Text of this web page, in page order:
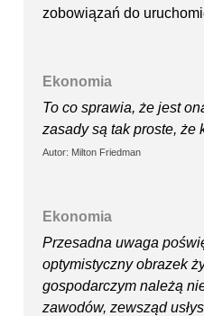
zobowiązań do
Ekonomia
To co sprawia, że jest
zasady są tak proste, że
Autor: Milton Friedman
Ekonomia
Przesadna uwaga
optymistyczny obrazek
gospodarczym należą
zawodów, zewsząd